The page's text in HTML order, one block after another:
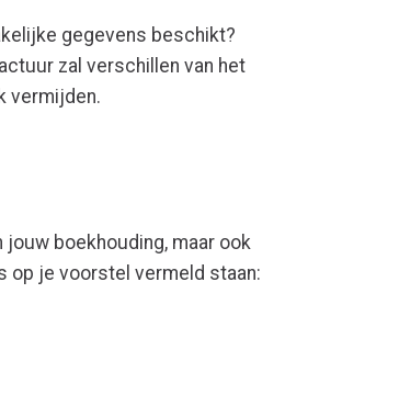
gegevens beschikt?
zal verschillen van het
vermijden.
boekhouding, maar ook
op je voorstel vermeld staan: